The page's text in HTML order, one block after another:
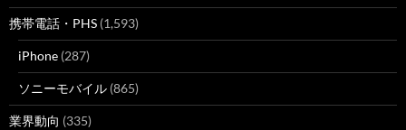
携帯電話・PHS (1,593)
iPhone (287)
ソニーモバイル (865)
業界動向 (335)